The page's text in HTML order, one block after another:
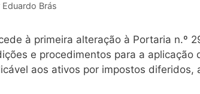
Eduardo Brás
à primeira alteração à Portaria n.º
e procedimentos para a aplicação
aos ativos por impostos diferidos,